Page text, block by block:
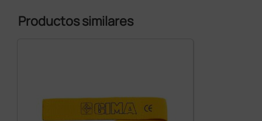
Productos similares